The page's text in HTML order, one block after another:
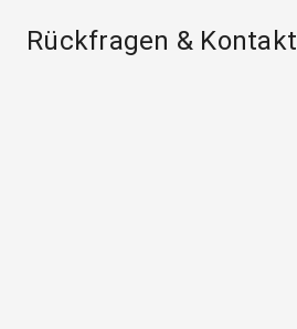
Rückfragen & Kontakt